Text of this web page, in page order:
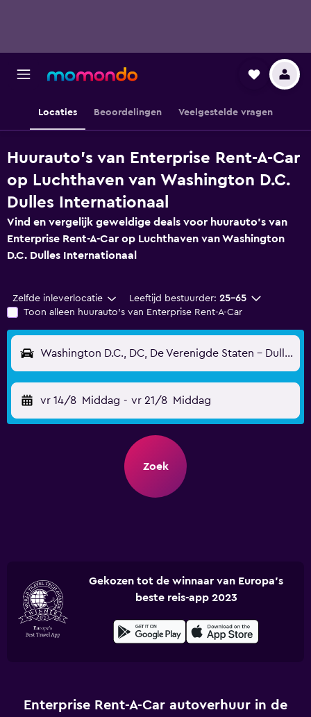
Locaties Beoordelingen Veelgestelde vragen
Huurauto's van Enterprise Rent-A-Car
op Luchthaven van Washington D.C.
Dulles Internationaal
Vind en vergelijk geweldige deals voor huurauto's van
Enterprise Rent-A-Car op Luchthaven van Washington
D.C. Dulles Internationaal
Zelfde inleverlocatie Leeftijd bestuurder: 25-65
Toon alleen huurauto's van Enterprise Rent-A-Car
Washington D.C., DC, De Verenigde Staten - Dulles Internationaal (IAD)
vr 14/8 Middag - vr 21/8 Middag
Zoek
Gekozen tot de winnaar van Europa's
beste reis-app 2023
Enterprise Rent-A-Car autoverhuur in de